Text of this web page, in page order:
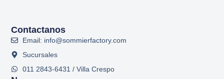
Contactanos
Email: info@sommierfactory.com
Sucursales
011 2843-6431 / Villa Crespo